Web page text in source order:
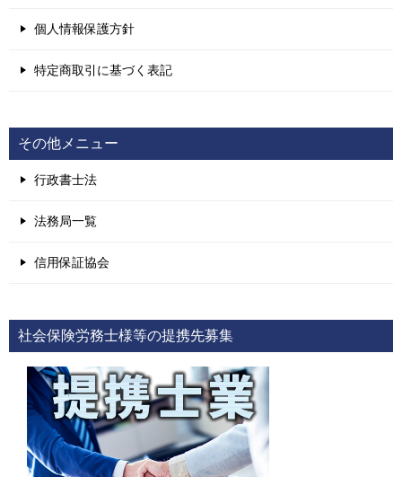
個人情報保護方針
特定商取引に基づく表記
その他メニュー
行政書士法
法務局一覧
信用保証協会
社会保険労務士様等の提携先募集